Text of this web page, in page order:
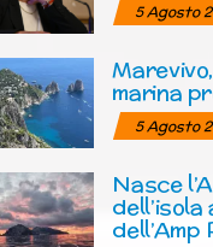
5 Agosto
marina
5 Agosto
Nasce